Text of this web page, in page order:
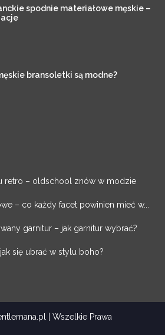
spodnie materiałowe męskie –
bransoletki są modne?
retro – oldschool znów w modzie
– co każdy facet powinien mieć w...
garnitur – jak garnitur wybrać?
się ubrać w stylu boho?
| Wszelkie Prawa